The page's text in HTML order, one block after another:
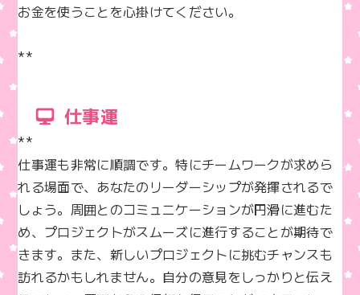
お金を使うことを心掛けてください。
**
仕事運
**
仕事運も非常に順調です。特にチームワークが求めら
れる場面で、あなたのリーダーシップが発揮されるで
しょう。周囲とのコミュニケーションが円滑に進むた
め、プロジェクトがスムーズに進行することが期待で
きます。また、新しいプロジェクトに挑むチャンスも
訪れるかもしれません。自分の意見をしっかりと伝え